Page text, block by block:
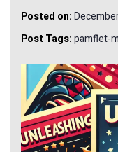
Posted on:
Post Tags:pamflet-